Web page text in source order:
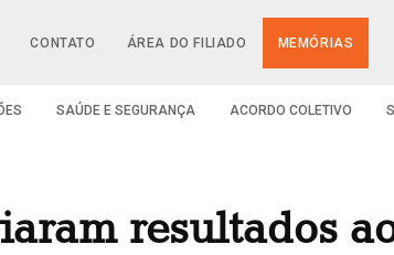
CONTATO ÁREA DO FILIADO MEMÓRIAS
SAÚDE E SEGURANÇA ACORDO COLETIVO
resultados